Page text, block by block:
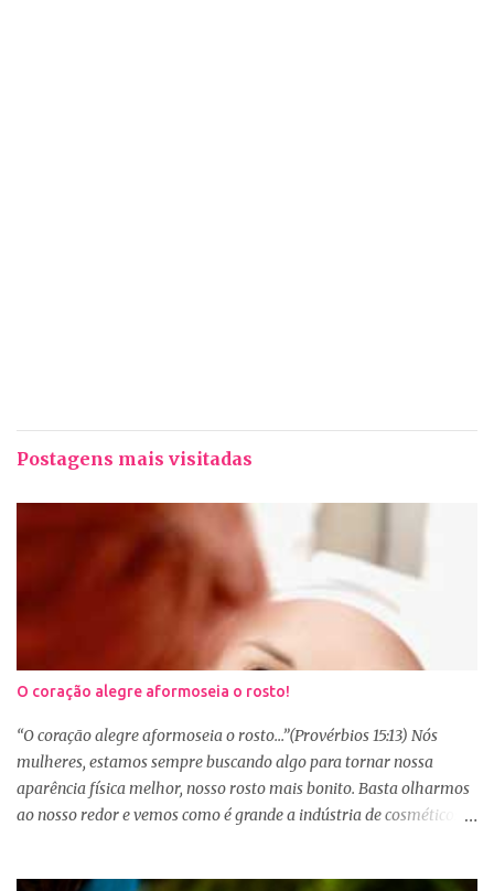
Postagens mais visitadas
O coração alegre aformoseia o rosto!
“O coração alegre aformoseia o rosto...”(Provérbios 15:13) Nós
mulheres, estamos sempre buscando algo para tornar nossa
aparência física melhor, nosso rosto mais bonito. Basta olharmos
ao nosso redor e vemos como é grande a indústria de cosméticos e